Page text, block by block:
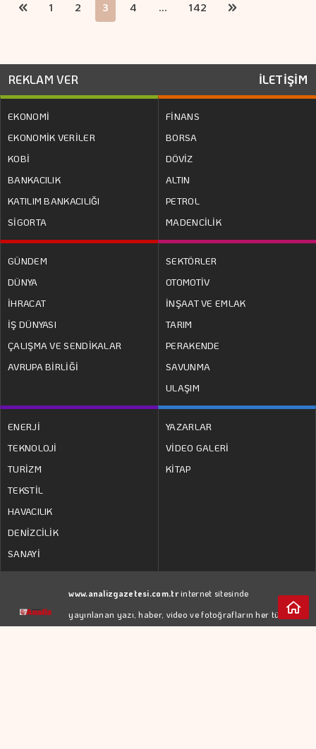
1 2 3 4 ... 142
REKLAM VER İLETİŞİM
EKONOMİ
EKONOMİK VERİLER
KOBİ
BANKACILIK
KATILIM BANKACILIĞI
SİGORTA
FİNANS
BORSA
DÖVİZ
ALTIN
PETROL
MADENCİLİK
GÜNDEM
DÜNYA
İHRACAT
İŞ DÜNYASI
ÇALIŞMA VE SENDİKALAR
AVRUPA BİRLİĞİ
SEKTÖRLER
OTOMOTİV
İNŞAAT VE EMLAK
TARIM
PERAKENDE
SAVUNMA
ULAŞIM
ENERJİ
TEKNOLOJİ
TURİZM
TEKSTİL
HAVACILIK
DENİZCİLİK
SANAYİ
YAZARLAR
VİDEO GALERİ
KİTAP
www.analizgazetesi.com.trinternet sitesinde
yayınlanan yazı, haber, video ve fotoğrafların her türlü